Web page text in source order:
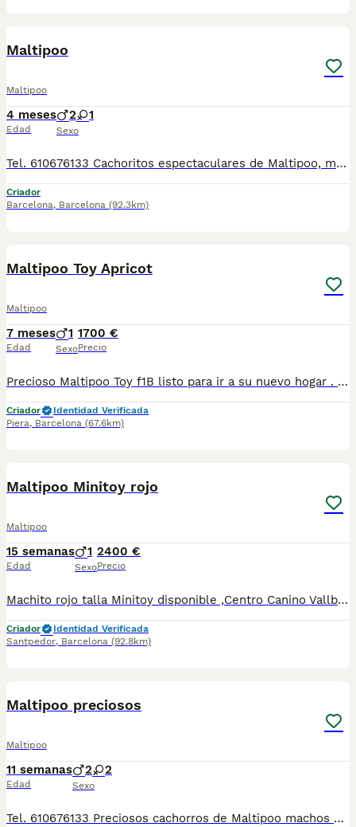
Maltipoo
Maltipoo
4 meses
Edad
2 1
Sexo
Tel. 610676133 Cachoritos espectaculares de Maltipoo, machos y hembras preciosos, de tamaño pequeñito, de dos meses de edad, con mucha calidad de pelo, unas autenticas bolitas. Se entregan revisados por nuestro veterinario, con la vacuna correspondiente a la edad, desparasitado, con su cartilla veterinaria, microchip y garantía por escrito, muy bien cuidados, muy sanos, criados en entorno familiar. Disponemos de centro con número zoológico T-2500116
Criador
Barcelona, Barcelona (92.3km)
Maltipoo Toy Apricot
Maltipoo
7 meses
Edad
1
Sexo
1700 €
Precio
Precioso Maltipoo Toy f1B listo para ir a su nuevo hogar . Centro Canino Vallbonica es mucho más que un centro de cría , es una familia comprometida con el bienestar animal y la cria responsable, por ello todos nuestros bebés nacen y se crían en nuestras instalaciones , asegurando así un correcto desarrollo y una magnífica socialización, consiguiendo en cada ejemplar un carácter juguetón y extrovertido algo primordial para su adaptación como un miembro más en tu familia . Se entregan con el carnet de vacunas con el plan correspondiente a su edad , desparasitados y microchip implantado y activado en registro de Anicom. Facilitamos junto al cachorro contrato de compra con garantías víricas de 15 días y congénitas de 1 año . Contamos con un gran equipo de profesionales entre los que se encuentran educadores, auxiliares y Veterinarios ofreciendo los controles sanitarios necesarios así como continua vigilancia asegurando su bienestar . Hacemos envíos a toda España con empresa de transporte privado, proporcionando un viaje confortable y ofreciendo las atenciones necesarias a nuestros bebés . Si estás interesado en alguno de nuestros ejemplares solicita información sin compromiso al 722269698 . También atendemos vía WhatsApp . PRECIO REAL ( incluye el IVA) . Núcleo zoológico B2501315
Criador
Identidad Verificada
Piera, Barcelona (67.6km)
Maltipoo Minitoy rojo
Maltipoo
15 semanas
Edad
1
Sexo
2400 €
Precio
Machito rojo talla Minitoy disponible ,Centro Canino Vallbonica es mucho más que un centro de cría , es una familia comprometida con el bienestar animal y la cria responsable, por ello todos nuestros bebés nacen y se crían en nuestras instalaciones , asegurando así un correcto desarrollo y una magnífica socialización, consiguiendo en cada ejemplar un carácter juguetón y extrovertido algo primordial para su adaptación como un miembro más en tu familia . Se entregan con el carnet de vacunas con el plan correspondiente a su edad , desparasitados y microchip implantado y activado en registro de Anicom. Facilitamos junto al cachorro contrato de compra con garantías víricas de 15 días y congénitas de 1 año . Contamos con un gran equipo de profesionales entre los que se encuentran educadores, auxiliares y Veterinarios ofreciendo los controles sanitarios necesarios así como continua vigilancia asegurando su bienestar . Hacemos envíos a toda España con empresa de transporte privado, proporcionando un viaje confortable y ofreciendo las atenciones necesarias a nuestros bebés . Si estás interesado en alguno de nuestros ejemplares solicita información sin compromiso al 722269698 . También atendemos vía WhatsApp . PRECIO REAL ( incluye el IVA) .
Criador
Identidad Verificada
Santpedor, Barcelona (92.8km)
Maltipoo preciosos
Maltipoo
11 semanas
Edad
2 2
Sexo
Tel. 610676133 Preciosos cachorros de Maltipoo machos y hembras, con mucha calidad de pelo, tienen dos meses de edad. Se entregan revisados por nuestro veterinario, con la vacuna correspondiente a la edad, desparasitados, con su cartilla veterinaria, microchip y garantía sanitaria por escrito virica y genética, muy bien cuidados, muy sanos, criados en entorno familiar, muy sociabilizados. Tienen muy buen carácter, ideales para compañia. Disponemos de centro con número zoológico T-2500116